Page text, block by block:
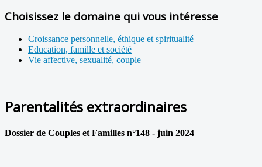
Choisissez le domaine qui vous intéresse
Croissance personnelle, éthique et spiritualité
Education, famille et société
Vie affective, sexualité, couple
Parentalités extraordinaires
Dossier de Couples et Familles n°148 - juin 2024